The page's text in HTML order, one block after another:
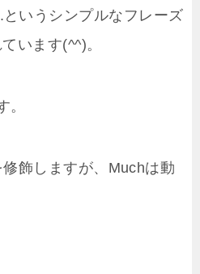
いうシンプルなフレーズ
います(^^)。
。
飾しますが、Muchは動